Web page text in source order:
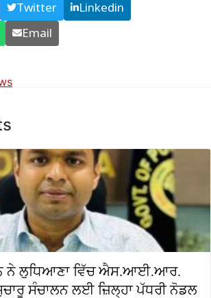
Twitter
Linkedin
Email
ਨੇ ਲੁਧਿਆਣਾ ਵਿੱਚ ਐਸ.ਆਈ.ਆਰ.
ਸੰਚਾਲਨ ਲਈ ਜ਼ਿਲ੍ਹਾ ਪੱਧਰੀ ਨੋਡਲ